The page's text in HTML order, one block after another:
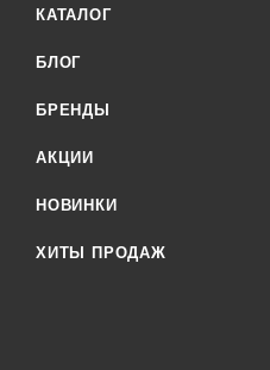
КАТАЛОГ
БЛОГ
БРЕНДЫ
АКЦИИ
НОВИНКИ
ХИТЫ ПРОДАЖ